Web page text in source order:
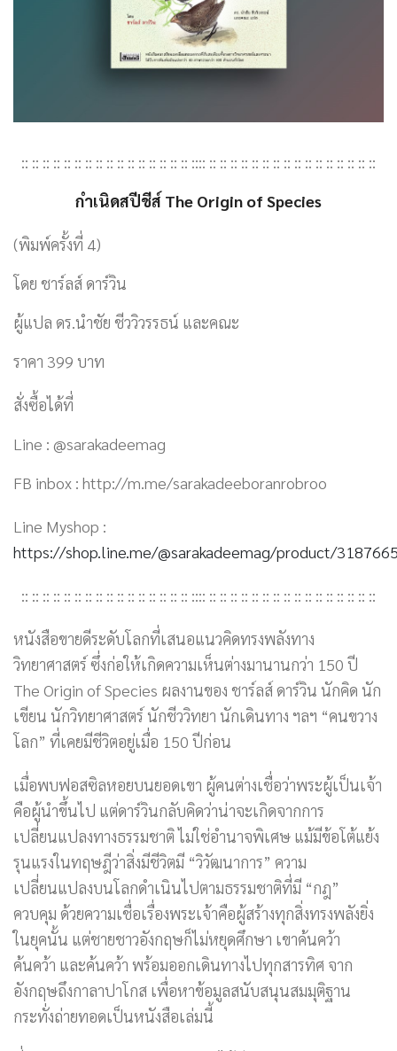
:: :: :: :: :: :: :: :: :: :: :: :: :: :: :: :: :::: :: :: :: :: :: :: :: :: :: :: :: :: :: :: :: ::
กำเนิดสปีชีส์ The Origin of Species
(พิมพ์ครั้งที่ 4)
โดย ชาร์ลส์ ดาร์วิน
ผู้แปล ดร.นำชัย ชีววิวรรธน์ และคณะ
ราคา 399 บาท
สั่งซื้อได้ที่
Line : @sarakadeemag
FB inbox : http://m.me/sarakadeeboranrobroo
Line Myshop :
https://shop.line.me/@sarakadeemag/product/
:: :: :: :: :: :: :: :: :: :: :: :: :: :: :: :: :::: :: :: :: :: :: :: :: :: :: :: :: :: :: :: :: ::
หนังสือขายดีระดับโลกที่เสนอแนวคิดทรงพลังทาง
วิทยาศาสตร์ ซึ่งก่อให้เกิดความเห็นต่างมานานกว่า 150 ปี
The Origin of Species ผลงานของ ชาร์ลส์ ดาร์วิน นักคิด นัก
เขียน นักวิทยาศาสตร์ นักชีววิทยา นักเดินทาง ฯลฯ “คนขวาง
โลก” ที่เคยมีชีวิตอยู่เมื่อ 150 ปีก่อน
เมื่อพบฟอสซิลหอยบนยอดเขา ผู้คนต่างเชื่อว่าพระผู้เป็นเจ้า
คือผู้นำขึ้นไป แต่ดาร์วินกลับคิดว่าน่าจะเกิดจากการ
เปลี่ยนแปลงทางธรรมชาติ ไม่ใช่อำนาจพิเศษ แม้มีข้อโต้แย้ง
รุนแรงในทฤษฎีว่าสิ่งมีชีวิตมี “วิวัฒนาการ” ความ
เปลี่ยนแปลงบนโลกดำเนินไปตามธรรมชาติที่มี “กฎ”
ควบคุม ด้วยความเชื่อเรื่องพระเจ้าคือผู้สร้างทุกสิ่งทรงพลังยิ่ง
ในยุคนั้น แต่ชายชาวอังกฤษก็ไม่หยุดศึกษา เขาค้นคว้า
ค้นคว้า และค้นคว้า พร้อมออกเดินทางไปทุกสารทิศ จาก
อังกฤษถึงกาลาปาโกส เพื่อหาข้อมูลสนับสนุนสมมุติฐาน
กระทั่งถ่ายทอดเป็นหนังสือเล่มนี้